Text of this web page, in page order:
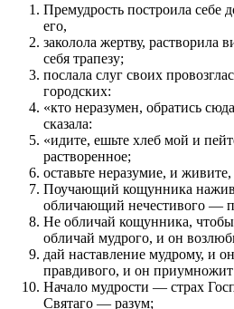
Премудрость построила себе
его,
заколола жертву, растворила
себя трапезу;
послала слуг своих
городских:
«кто неразумен, обратись
сказала:
«идите, ешьте хлеб мой и
растворенное;
оставьте неразумие, и
Поучающий кощунника
обличающий нечестивого —
Не обличай кощунника, чтобы
обличай мудрого, и он
дай наставление мудрому, и
правдивого, и он приумножит
Начало мудрости — страх
Святаго — разум;